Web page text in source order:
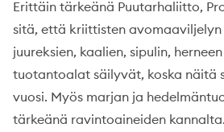
Erittäin tärkeänä Puutarhaliitto,
sitä, että kriittisten avomaaviljelyn
juureksien, kaalien, sipulin,
tuotantoalat säilyvät, koska näitä
vuosi. Myös marjan ja
tärkeänä ravintoaineiden